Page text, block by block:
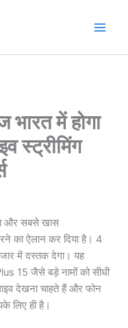
में होगा
स्ट्रीमिंग
और सबसे खास
का ऐलान कर दिया है। 4
में दस्तक देगा। यह
15 जैसे बड़े नामों को सीधी
देखना चाहते हैं और फोन
लिए ही है।